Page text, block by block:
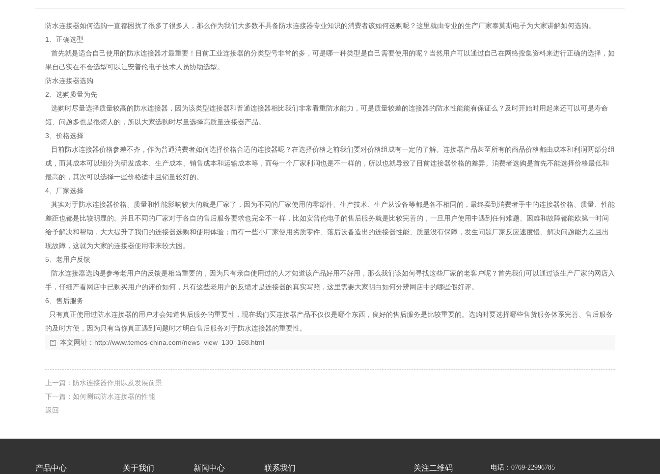
防水连接器如何选购一直都困扰了很多了很多人，那么作为我们大多数不具备防水连接器专业知识的消费者该如何选购呢？这里就由专业的生产厂家泰莫斯电子为大家讲解如何选购。
1、正确选型
首先就是适合自己使用的防水连接器才最重要！目前工业连接器的分类型号非常的多，可是哪一种类型是自己需要使用的呢？当然用户可以通过自己在网络搜集资料来进行正确的选择，如
果自己实在不会选型可以让安普伦电子技术人员协助选型。
防水连接器选购
2、选购质量为先
选购时尽量选择质量较高的防水连接器，因为该类型连接器和普通连接器相比我们非常看重防水能力，可是质量较差的连接器的防水性能能有保证么？及时开始时用起来还可以可是寿命
短、问题多也是很烦人的，所以大家选购时尽量选择高质量连接器产品。
3、价格选择
目前防水连接器价格参差不齐，作为普通消费者如何选择价格合适的连接器呢？在选择价格之前我们要对价格组成有一定的了解。连接器产品甚至所有的商品价格都由成本和利润两部分组
成，而其成本可以细分为研发成本、生产成本、销售成本和运输成本等，而每一个厂家利润也是不一样的，所以也就导致了目前连接器价格的差异。消费者选购是首先不能选择价格最低和
最高的，其次可以选择一些价格适中且销量较好的。
4、厂家选择
其实对于防水连接器价格、质量和性能影响较大的就是厂家了，因为不同的厂家使用的零部件、生产技术、生产从设备等都是各不相同的，最终卖到消费者手中的连接器价格、质量、性能
差距也都是比较明显的。并且不同的厂家对于各自的售后服务要求也完全不一样，比如安普伦电子的售后服务就是比较完善的，一旦用户使用中遇到任何难题、困难和故障都能欧第一时间
给予解决和帮助，大大提升了我们的连接器选购和使用体验；而有一些小厂家使用劣质零件、落后设备造出的连接器性能、质量没有保障，发生问题厂家反应速度慢、解决问题能力差且出
现故障，这就为大家的连接器使用带来较大困。
5、老用户反馈
防水连接器选购是参考老用户的反馈是相当重要的，因为只有亲自使用过的人才知道该产品好用不好用，那么我们该如何寻找这些厂家的老客户呢？首先我们可以通过该生产厂家的网店入
手，仔细产看网店中已购买用户的评价如何，只有这些老用户的反馈才是连接器的真实写照，这里需要大家明白如何分辨网店中的哪些假好评。
6、售后服务
只有真正使用过防水连接器的用户才会知道售后服务的重要性，现在我们买连接器产品不仅仅是哪个东西，良好的售后服务是比较重要的。选购时要选择哪些售货服务体系完善、售后服务
的及时方便，因为只有当你真正遇到问题时才明白售后服务对于防水连接器的重要性。
本文网址： http://www.temos-china.com/news_view_130_168.html
上一篇： 防水连接器作用以及发展前景
下一篇： 如何测试防水连接器的性能
返回
产品中心 关于我们 新闻中心 联系我们 关注二维码 电话：0769-22996785